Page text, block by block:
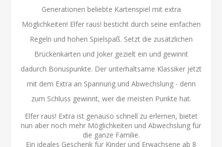
Generationen beliebte Kartenspiel mit extra
Möglichkeiten! Elfer raus! besticht durch seine einfachen
Regeln und hohen Spielspaß. Setzt die zusätzlichen
Brückenkarten und Joker gezielt ein und gewinnt
dadurch Bonuspunkte. Der unterhaltsame Klassiker jetzt
mit dem Extra an Spannung und Abwechslung - denn
zum Schluss gewinnt, wer die meisten Punkte hat.
Elfer raus! Extra ist genauso schnell zu erlernen, bietet
nun aber noch mehr Möglichkeiten und Abwechslung für
die ganze Familie.
Ein ideales Geschenk für Kinder und Erwachsene ab 8